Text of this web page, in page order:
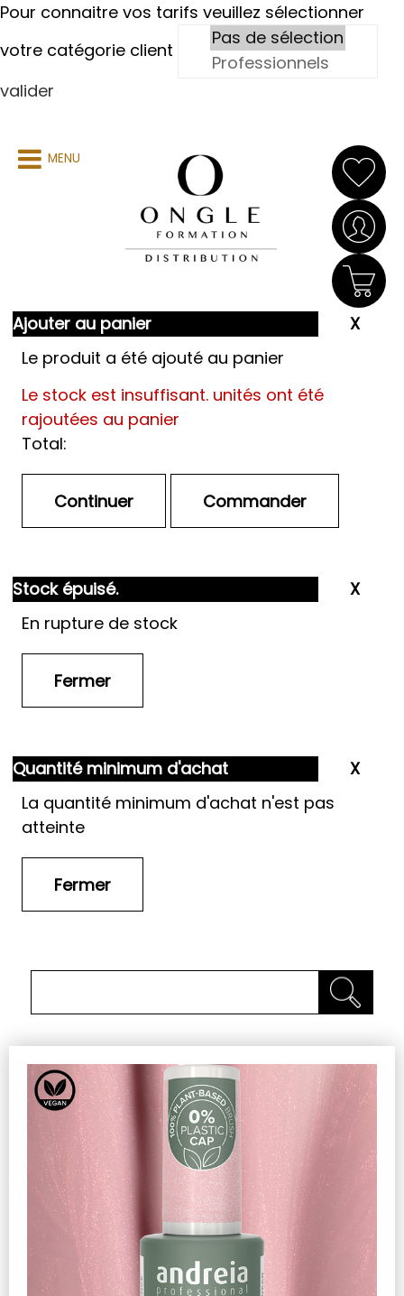
Pour connaitre vos tarifs veuillez sélectionner
votre catégorie client
valider
MENU
Ajouter au panier
Le produit a été ajouté au panier
Le stock est insuffisant. unités ont été
rajoutées au panier
Total:
Stock épuisé.
En rupture de stock
Quantité minimum d'achat
La quantité minimum d'achat n'est pas
atteinte